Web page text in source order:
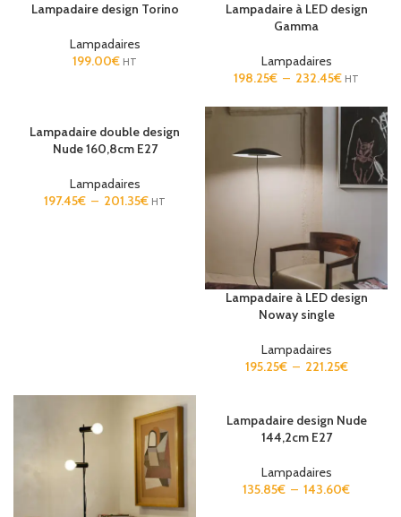
Lampadaire design Torino
Lampadaires
199.00€ HT
Lampadaire à LED design
Gamma
Lampadaires
198.25€ – 232.45€ HT
Lampadaire double design
Nude 160,8cm E27
Lampadaires
197.45€ – 201.35€ HT
Lampadaire à LED design
Noway single
Lampadaires
195.25€ – 221.25€
Lampadaire design Nude
144,2cm E27
Lampadaires
135.85€ – 143.60€